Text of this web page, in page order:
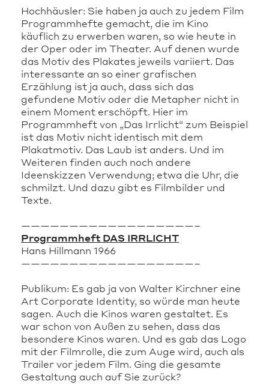
Hochhäusler: Sie haben ja auch zu jedem Film
Programmhefte gemacht, die im Kino
käuflich zu erwerben waren, so wie heute in
der Oper oder im Theater. Auf denen wurde
das Motiv des Plakates jeweils variiert. Das
interessante an so einer grafischen
Erzählung ist ja auch, dass sich das
gefundene Motiv oder die Metapher nicht in
einem Moment erschöpft. Hier im
Programmheft von „Das Irrlicht“ zum Beispiel
ist das Motiv nicht identisch mit dem
Plakatmotiv. Das Laub ist anders. Und im
Weiteren finden auch noch andere
Ideenskizzen Verwendung; etwa die Uhr, die
schmilzt. Und dazu gibt es Filmbilder und
Texte.
——————————————————–
Programmheft DAS IRRLICHT
Hans Hillmann 1966
——————————————————–
Publikum: Es gab ja von Walter Kirchner eine
Art Corporate Identity, so würde man heute
sagen. Auch die Kinos waren gestaltet. Es
war schon von Außen zu sehen, dass das
besondere Kinos waren. Und es gab das Logo
mit der Filmrolle, die zum Auge wird, auch als
Trailer vor jedem Film. Ging die gesamte
Gestaltung auch auf Sie zurück?